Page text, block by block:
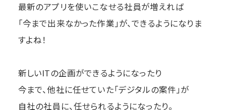
最新のアプリを使いこなせる社員が増えれば
「今まで出来なかった作業」が、できるようになりま
すよね！
新しいITの企画ができるようになったり
今まで、他社に任せていた「デジタルの案件」が
自社の社員に、任せられるようになったり。